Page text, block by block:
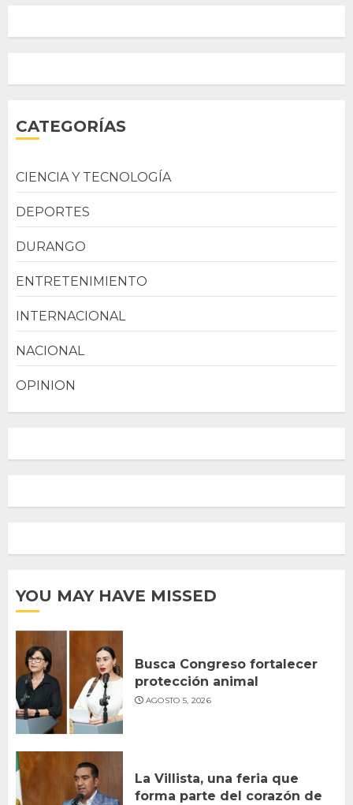
CATEGORÍAS
CIENCIA Y TECNOLOGÍA
DEPORTES
DURANGO
ENTRETENIMIENTO
INTERNACIONAL
NACIONAL
OPINION
YOU MAY HAVE MISSED
Busca Congreso fortalecer
protección animal
AGOSTO 5, 2026
La Villista, una feria que
forma parte del corazón de